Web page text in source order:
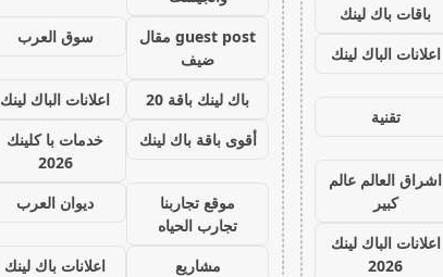
باقات باك لينك
اعلانات الباك لينك
تقنية
اشراق العالم عالم
كبير
اعلانات الباك لينك
2026
guest post مقال
ضيف
سوق العرب
باك لينك باقة 20
اعلانات الباك لينك
أقوى باقة باك لينك
خدمات با كلينك
2026
موقع تجاربنا
تجارب الحياه
ديوان العرب
مشاريع
اعلانات باك لينك